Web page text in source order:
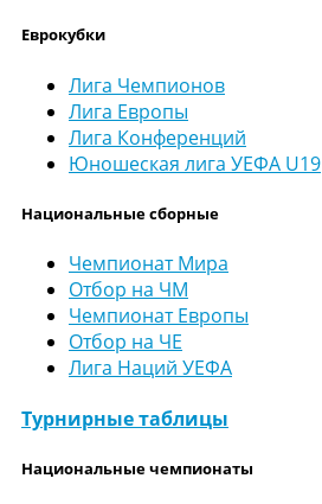
Еврокубки
Лига Чемпионов
Лига Европы
Лига Конференций
Юношеская лига УЕФА U19
Национальные сборные
Чемпионат Мира
Отбор на ЧМ
Чемпионат Европы
Отбор на ЧЕ
Лига Наций УЕФА
Турнирные таблицы
Национальные чемпионаты